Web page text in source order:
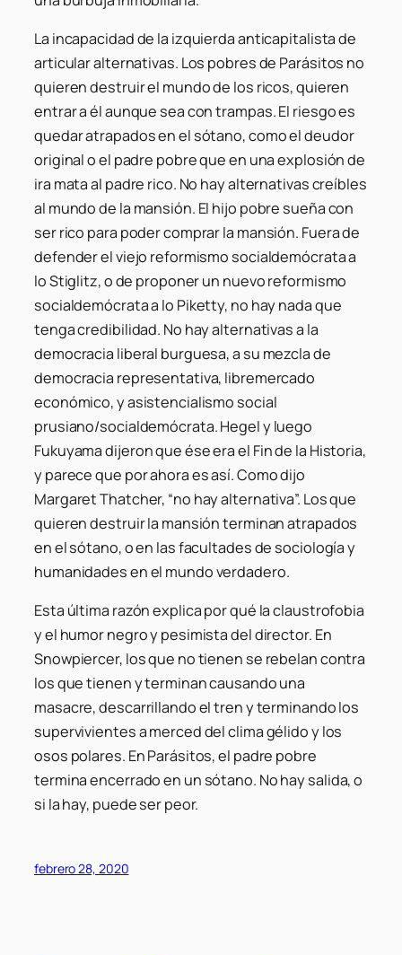
La incapacidad de la izquierda anticapitalista de
articular alternativas. Los pobres de Parásitos no
quieren destruir el mundo de los ricos, quieren
entrar a él aunque sea con trampas. El riesgo es
quedar atrapados en el sótano, como el deudor
original o el padre pobre que en una explosión de
ira mata al padre rico. No hay alternativas creíbles
al mundo de la mansión. El hijo pobre sueña con
ser rico para poder comprar la mansión. Fuera de
defender el viejo reformismo socialdemócrata a
lo Stiglitz, o de proponer un nuevo reformismo
socialdemócrata a lo Piketty, no hay nada que
tenga credibilidad. No hay alternativas a la
democracia liberal burguesa, a su mezcla de
democracia representativa, libremercado
económico, y asistencialismo social
prusiano/socialdemócrata. Hegel y luego
Fukuyama dijeron que ése era el Fin de la Historia,
y parece que por ahora es así. Como dijo
Margaret Thatcher, “no hay alternativa”. Los que
quieren destruir la mansión terminan atrapados
en el sótano, o en las facultades de sociología y
humanidades en el mundo verdadero.
Esta última razón explica por qué la claustrofobia
y el humor negro y pesimista del director. En
Snowpiercer, los que no tienen se rebelan contra
los que tienen y terminan causando una
masacre, descarrillando el tren y terminando los
supervivientes a merced del clima gélido y los
osos polares. En Parásitos, el padre pobre
termina encerrado en un sótano. No hay salida, o
si la hay, puede ser peor.
febrero 28, 2020